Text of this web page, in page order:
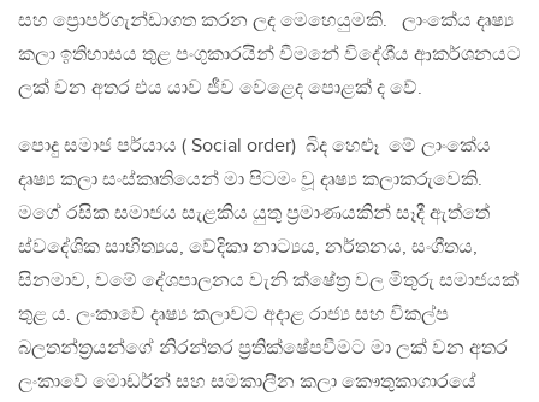
සහ ප්‍රොපර්ගැන්ඩාගත කරන ලද මෙහෙයුමකි. ලාංකේය දෘෂ්‍ය
කලා ඉතිහාසය තුළ පංගුකාරයින් වීමනේ විදේශීය ආකර්ශනයට
ලක් වන අතර එය යාව ජීව වෙළෙද පොළක් ද වේ.
පොදු සමාජ පර්යාය ( Social order) බිද හෙළූ මේ ලාංකේය
දෘෂ්‍ය කලා සංස්කෘතියෙන් මා පිටමං වූ දෘෂ්‍ය කලාකරුවෙකි.
මගේ රසික සමාජය සැළකිය යුතු ප්‍රමාණයකින් සෑදී ඇත්තේ
ස්වදේශික සාහිත්‍යය, වේදිකා නාට්‍යය, නර්තනය, සංගීතය,
සිනමාව, වමේ දේශපාලනය වැනි ක්ෂේත්‍ර වල මිතුරු සමාජයක්
තුළ ය. ලංකාවේ දෘෂ්‍ය කලාවට අදාළ රාජ්‍ය සහ විකල්ප
බලතන්ත්‍රයන්ගේ නිරන්තර ප්‍රතික්ෂේපවීමට මා ලක් වන අතර
ලංකාවේ මොඩර්න් සහ සමකාලීන කලා කෞතුකාගාරයේ